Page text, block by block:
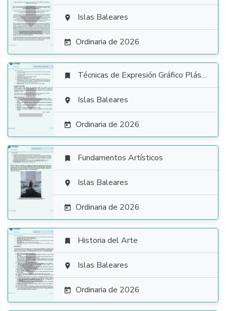
  Islas Baleares
 Ordinaria de 2026

 Técnicas de Expresión Gráfico Plástica
 Islas Baleares
 Ordinaria de 2026

 Fundamentos Artísticos
 Islas Baleares
 Ordinaria de 2026

 Historia del Arte
 Islas Baleares
 Ordinaria de 2026